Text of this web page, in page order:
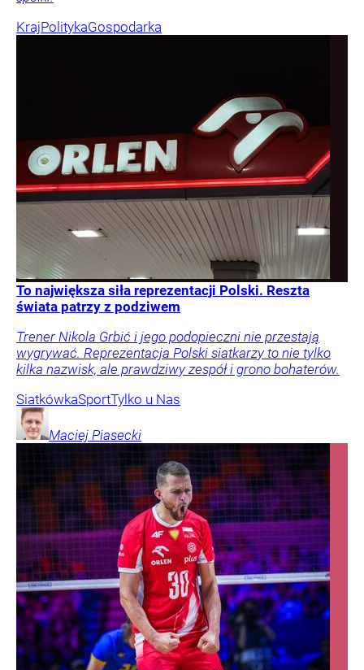
KrajPolitykaGospodarka
To największa siła reprezentacji Polski. Reszta
świata patrzy z podziwem
Trener Nikola Grbić i jego podopieczni nie przestają
wygrywać. Reprezentacja Polski siatkarzy to nie tylko
kilka nazwisk, ale prawdziwy zespół i grono bohaterów.
SiatkówkaSportTylko u Nas
Maciej Piasecki